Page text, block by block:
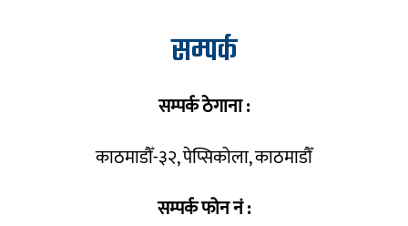
सम्पर्क
सम्पर्क ठेगाना :
काठमाडौँ-३२, पेप्सिकोला, काठमाडौँ
सम्पर्क फोन नं :